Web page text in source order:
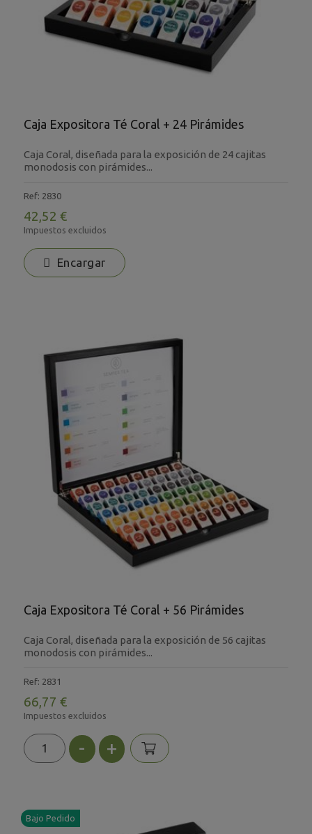
Caja Expositora Té Coral + 24 Pirámides
Caja Coral, diseñada para la exposición de 24 cajitas
monodosis con pirámides...
Ref: 2830
42,52 €
Impuestos excluidos
Encargar
Caja Expositora Té Coral + 56 Pirámides
Caja Coral, diseñada para la exposición de 56 cajitas
monodosis con pirámides...
Ref: 2831
66,77 €
Impuestos excluidos
- +
Bajo Pedido